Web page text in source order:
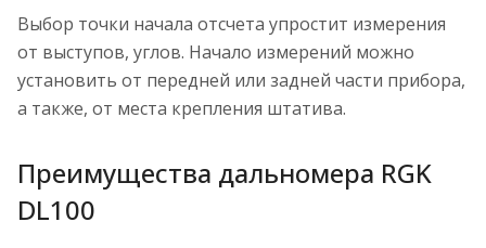
Выбор точки начала отсчета упростит измерения
от выступов, углов. Начало измерений можно
установить от передней или задней части прибора,
а также, от места крепления штатива.
Преимущества дальномера RGK
DL100